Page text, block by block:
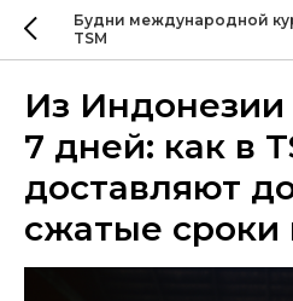
Будни международной
TSM
Из Индонезии
7 дней: как в
доставляют
сжатые сроки